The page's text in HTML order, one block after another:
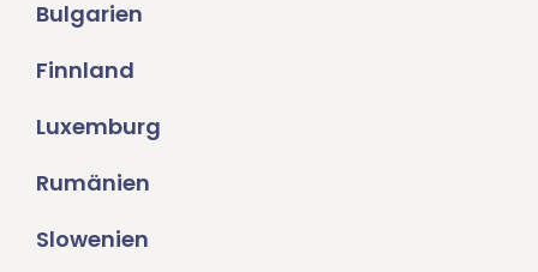
Bulgarien
Finnland
Luxemburg
Rumänien
Slowenien